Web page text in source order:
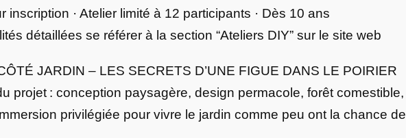
inscription · Atelier limité à 12 participants · Dès 10 ans
détaillées se référer à la section “Ateliers DIY” sur le site web
JARDIN – LES SECRETS D’UNE FIGUE DANS LE POIRIER
projet : conception paysagère, design permacole, forêt
privilégiée pour vivre le jardin comme peu ont la chance